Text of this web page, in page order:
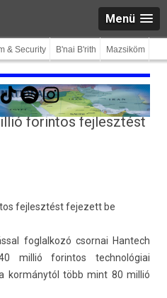
Menü
& Security B'nai B'rith Mazsiköm
SpotifyInstagram
forintos fejlesztést
fej­lesztést fejezett be
fog­lalkozó csor­nai Han­tech
millió forin­tos tech­nológiai
kormánytól több mint 80 millió